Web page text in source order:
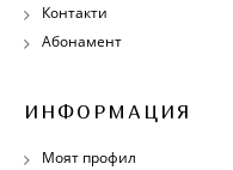
Контакти
Абонамент
ИНФОРМАЦИЯ
Моят профил